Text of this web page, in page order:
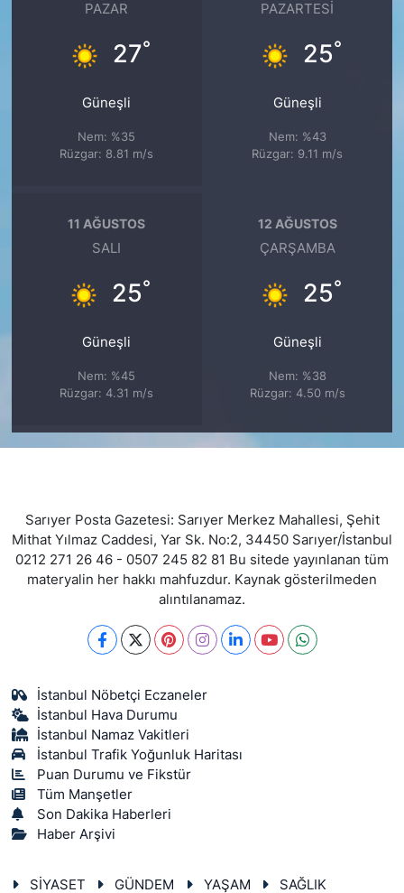
PAZAR
27°
Güneşli
Nem: %35
Rüzgar: 8.81 m/s
PAZARTESI
25°
Güneşli
Nem: %43
Rüzgar: 9.11 m/s
11 AĞUSTOS
SALI
25°
Güneşli
Nem: %45
Rüzgar: 4.31 m/s
12 AĞUSTOS
ÇARŞAMBA
25°
Güneşli
Nem: %38
Rüzgar: 4.50 m/s
Sarıyer Posta Gazetesi: Sarıyer Merkez Mahallesi, Şehit
Mithat Yılmaz Caddesi, Yar Sk. No:2, 34450 Sarıyer/İstanbul
0212 271 26 46 - 0507 245 82 81 Bu sitede yayınlanan tüm
materyalin her hakkı mahfuzdur. Kaynak gösterilmeden
alıntılanamaz.
İstanbul Nöbetçi Eczaneler
İstanbul Hava Durumu
İstanbul Namaz Vakitleri
İstanbul Trafik Yoğunluk Haritası
Puan Durumu ve Fikstür
Tüm Manşetler
Son Dakika Haberleri
Haber Arşivi
SİYASET GÜNDEM YAŞAM SAĞLIK